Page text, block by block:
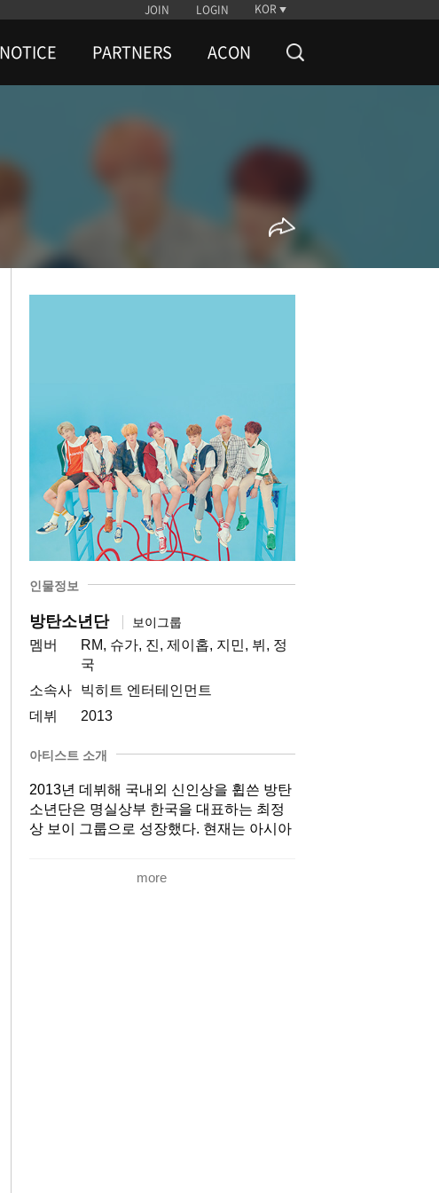
JOIN LOGIN KOR
NOTICE PARTNERS ACON
인물정보
방탄소년단 보이그룹
멤버
RM, 슈가, 진, 제이홉, 지민, 뷔, 정
국
소속사
빅히트 엔터테인먼트
데뷔
2013
아티스트 소개
2013년 데뷔해 국내외 신인상을 휩쓴 방탄
소년단은 명실상부 한국을 대표하는 최정
상 보이 그룹으로 성장했다. 현재는 아시아
로벌 슈퍼스타로 우뚝 섰다. 미국 빌보드,
more